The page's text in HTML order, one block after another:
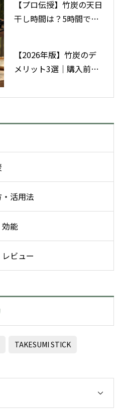
【プロ伝授】竹炭の天日
干し時間は？5時間で効
【2026年版】竹炭のデ
メリット3選｜購入前に
活用法
能
ビュー
TAKESUMI STICK